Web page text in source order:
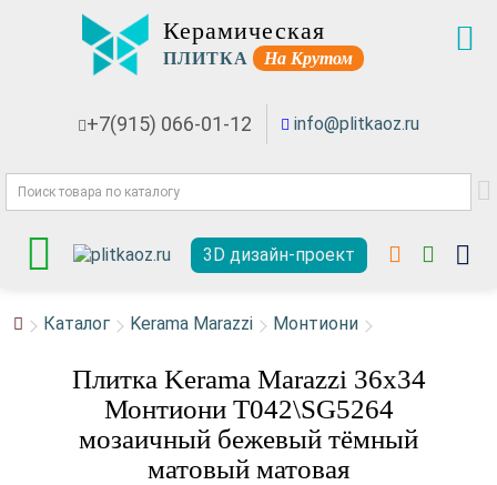
Керамическая
ПЛИТКА На Крутом
+7(915) 066-01-12 info@plitkaoz.ru
3D дизайн-проект
Каталог Kerama Marazzi Монтиони
Плитка Kerama Marazzi 36x34
Монтиони T042\SG5264
мозаичный бежевый тёмный
матовый матовая